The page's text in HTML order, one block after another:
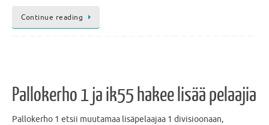
Continue reading
Pallokerho 1 ja ik55 hakee lisää pelaajia
Pallokerho 1 etsii muutamaa lisäpelaajaa 1 divisioonaan,